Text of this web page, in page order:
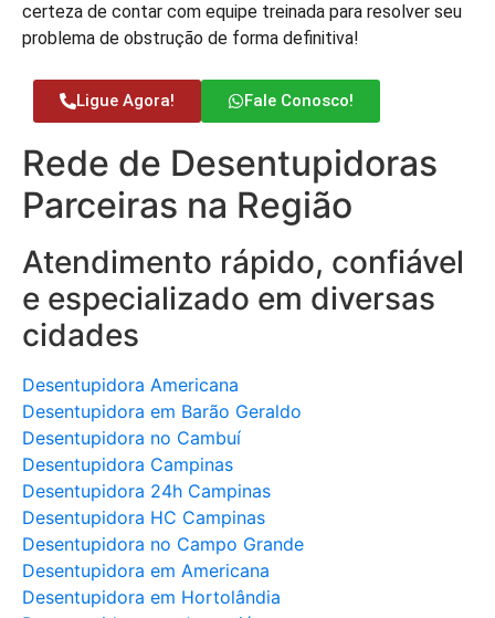
certeza de contar com equipe treinada para resolver seu
problema de obstrução de forma definitiva!
Ligue Agora! Fale Conosco!
Rede de Desentupidoras
Parceiras na Região
Atendimento rápido, confiável
e especializado em diversas
cidades
Desentupidora Americana
Desentupidora em Barão Geraldo
Desentupidora no Cambuí
Desentupidora Campinas
Desentupidora 24h Campinas
Desentupidora HC Campinas
Desentupidora no Campo Grande
Desentupidora em Americana
Desentupidora em Hortolândia